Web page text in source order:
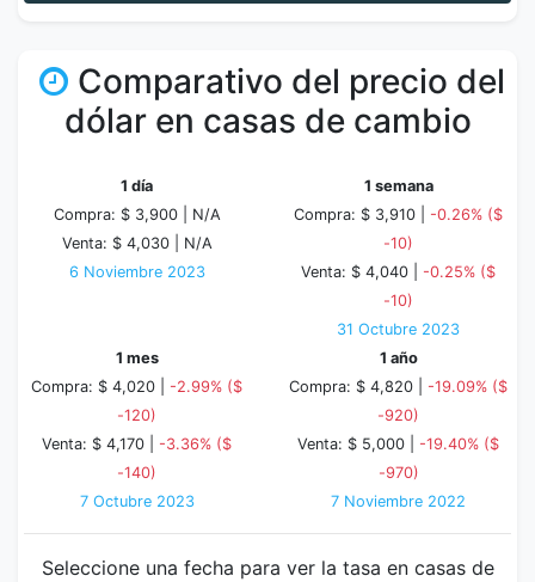
Comparativo del precio del
dólar en casas de cambio
1 día
Compra: $ 3,900 | N/A
Venta: $ 4,030 | N/A
6 Noviembre 2023
1 semana
Compra: $ 3,910 | -0.26% ($
-10)
Venta: $ 4,040 | -0.25% ($
-10)
31 Octubre 2023
1 mes
Compra: $ 4,020 | -2.99% ($
-120)
Venta: $ 4,170 | -3.36% ($
-140)
7 Octubre 2023
1 año
Compra: $ 4,820 | -19.09% ($
-920)
Venta: $ 5,000 | -19.40% ($
-970)
7 Noviembre 2022
Seleccione una fecha para ver la tasa en casas de